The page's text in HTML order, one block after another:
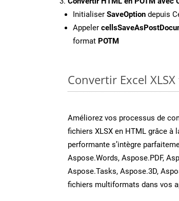
Initialiser SaveOption depuis
Appeler
format POTM
Convertir Excel
Améliorez vos processus de
fichiers XLSX en HTML grâce
performante s’intègre
Aspose.Words, Aspose.PDF,
Aspose.Tasks, Aspose.3D,
fichiers multiformats dans vos